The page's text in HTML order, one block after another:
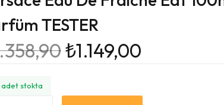
TESTER
₺1.149,00
stokta